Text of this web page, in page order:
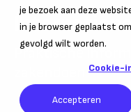
je bezoek aan deze
in je browser geplaatst
gevolgd wilt worden.
Cookie-
Accepteren
Praktische